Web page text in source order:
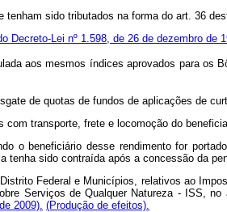
sido tributados na forma do art. 36
Decreto-Lei nº 1.598, de 26 de dezembro de
aos mesmos índices aprovados para os
de quotas de fundos de aplicações de
transporte, frete e locomoção do
o beneficiário desse rendimento for
tenha sido contraída após a concessão
Federal e Municípios, relativos ao
Serviços de Qualquer Natureza - ISS,
2009). (Produção de efeitos).